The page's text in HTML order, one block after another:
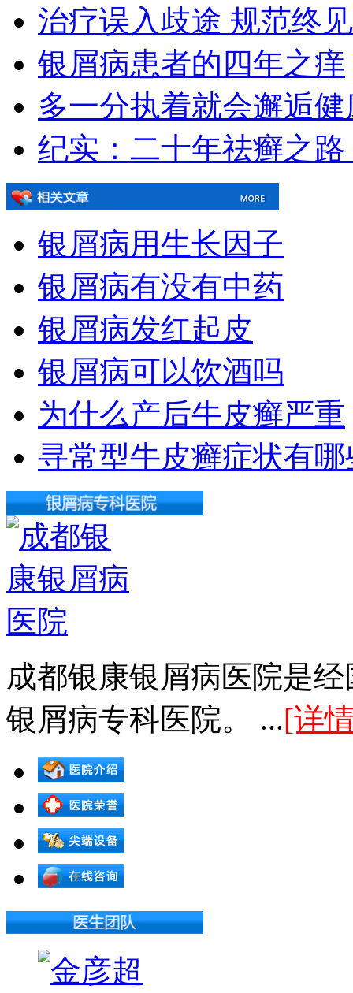
治疗误入歧途 规范终
银屑病患者的四年之痒
多一分执着就会邂逅健
纪实：二十年祛癣之
银屑病用生长因子
银屑病有没有中药
银屑病发红起皮
银屑病可以饮酒吗
为什么产后牛皮癣严重
寻常型牛皮癣症状有哪
成都银康银屑病医院是
银屑病专科医院。 ...[详